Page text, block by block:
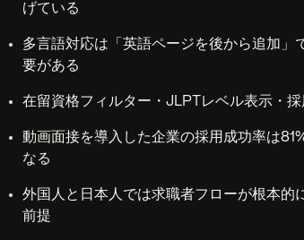
げている
多言語対応は「英語ページを後から追加
要がある
在留資格フィルター・JLPTレベル表示・
動画面接を導入した企業の採用成功率は
なる
外国人と日本人では求職者フローが根本
前提